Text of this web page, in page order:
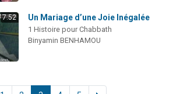
7:52 Un Mariage d’une Joie Inégalée
1 Histoire pour Chabbath
Binyamin BENHAMOU